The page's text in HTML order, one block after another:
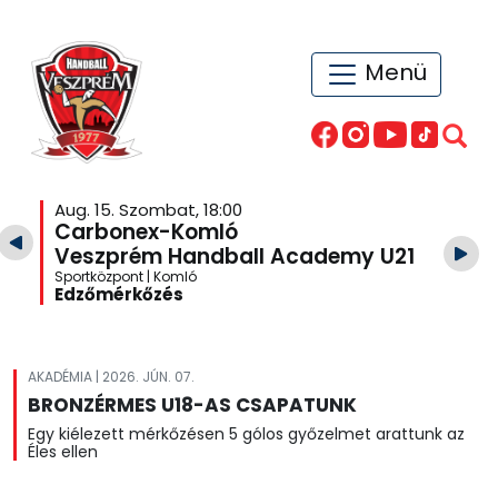
Menü
Aug. 15. Szombat, 18:00
Carbonex-Komló
Veszprém Handball Academy U21
Sportközpont | Komló
Edzőmérkőzés
AKADÉMIA | 2026. JÚN. 07.
BRONZÉRMES U18-AS CSAPATUNK
Egy kiélezett mérkőzésen 5 gólos győzelmet arattunk az
Éles ellen